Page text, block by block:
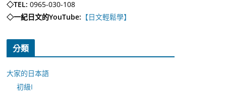
◇TEL: 0965-030-108
◇一紀日文的YouTube: 【日文輕鬆學】
分類
大家的日本語
初級I